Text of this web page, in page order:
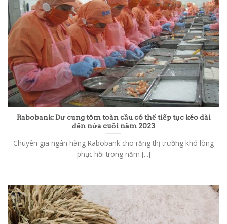
Rabobank: Dư cung tôm toàn cầu có thể tiếp tục kéo dài
đến nửa cuối năm 2023
Chuyên gia ngân hàng Rabobank cho rằng thị trường khó lòng
phục hồi trong năm [...]